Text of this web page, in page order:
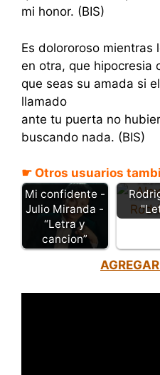
mi honor. (BIS)
Es dolororoso mientras
en otra, que hipocresia
que seas su amada si
llamado
ante tu puerta no
buscando nada. (BIS)
☛ Otros usuarios
Mi confidente -
Julio Miranda -
“Letra y
cancion”
Amiga
-